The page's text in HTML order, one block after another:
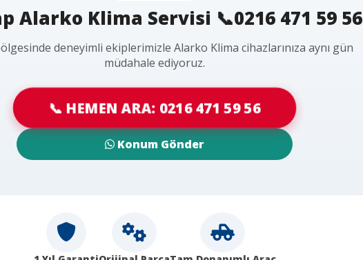
Alarko Klima Servisi 📞0216 471 59 56
deneyimli ekiplerimizle Alarko Klima cihazlarınıza aynı gün
müdahale ediyoruz.
📞 HEMEN ARA: 0216 471 59 56
Konum Gönder